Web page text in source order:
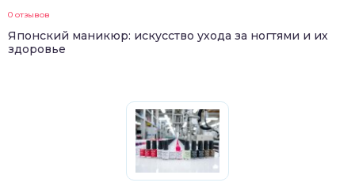
0 отзывов
Японский маникюр: искусство ухода за ногтями и их
здоровье